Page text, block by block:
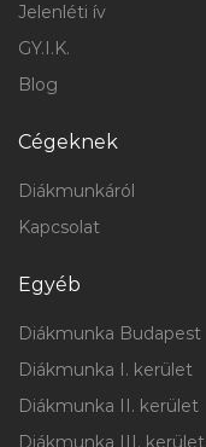
Jelenléti ív
GY.I.K.
Blog
Cégeknek
Diákmunkáról
Kapcsolat
Egyéb
Diákmunka Budapest
Diákmunka I. kerület
Diákmunka II. kerület
Diákmunka III. kerület